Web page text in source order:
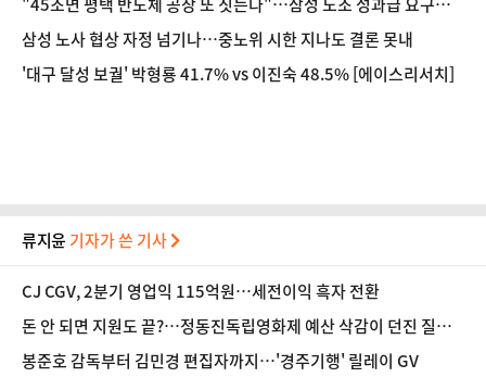
환산해보니①
삼성 노사 협상 자정 넘기나…중노위 시한 지나도 결론 못내
'대구 달성 보궐' 박형룡 41.7% vs 이진숙 48.5% [에이스리서치]
류지윤 기자가 쓴 기사
CJ CGV, 2분기 영업익 115억원…세전이익 흑자 전환
돈 안 되면 지원도 끝?…정동진독립영화제 예산 삭감이 던진 질문
[초점]
봉준호 감독부터 김민경 편집자까지…'경주기행' 릴레이 GV